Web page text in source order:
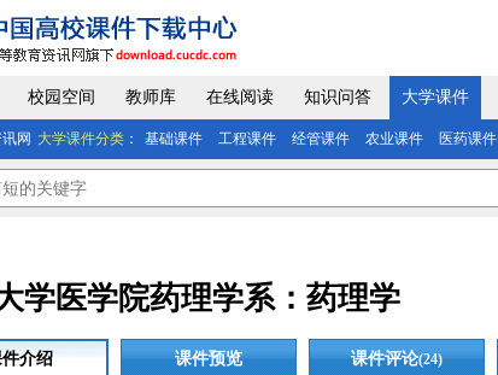
校园空间 教师库 在线阅读 知识问答 大学课件
网 大学课件分类 ： 基础课件 工程课件 经管课件 农业课件 医药课件
学医学院药理学系：药理学
介绍 课件预览 课件评论(24)